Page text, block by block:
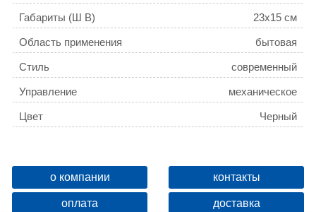
Габариты (Ш В) 23x15 см
Область применения бытовая
Стиль современный
Управление механическое
Цвет Черный
о компании контакты
оплата доставка